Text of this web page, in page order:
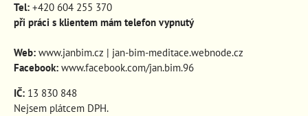
Tel: +420 604 255 370
při práci s klientem mám telefon vypnutý
Web: www.janbim.cz | jan-bim-meditace.webnode.cz
Facebook: www.facebook.com/jan.bim.96
IČ: 13 830 848
Nejsem plátcem DPH.